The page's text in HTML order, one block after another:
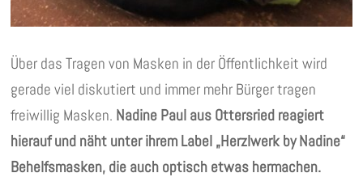
Über das Tragen von Masken in der Öffentlichkeit wird
gerade viel diskutiert und immer mehr Bürger tragen
freiwillig Masken. Nadine Paul aus Ottersried reagiert
hierauf und näht unter ihrem Label „Herzlwerk by Nadine“
Behelfsmasken, die auch optisch etwas hermachen.